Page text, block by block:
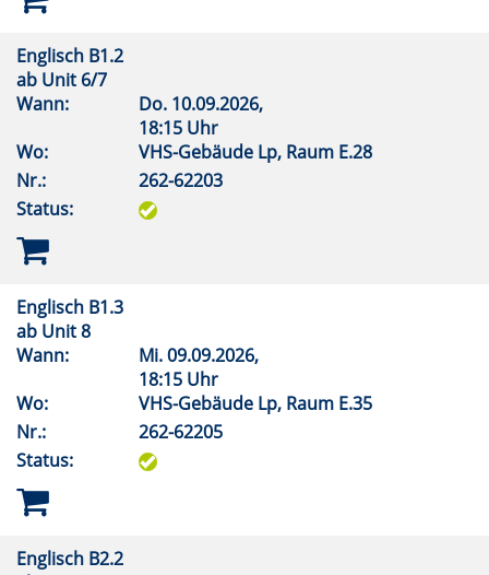
Englisch B1.2
ab Unit 6/7
Wann:
Do. 10.09.2026,
18:15 Uhr
Wo:
VHS-Gebäude Lp, Raum E.28
Nr.:
262-62203
Status:
Englisch B1.3
ab Unit 8
Wann:
Mi.09.09.2026,
18:15 Uhr
Wo:
VHS-Gebäude Lp, Raum E.35
Nr.:
262-62205
Status:
Englisch B2.2